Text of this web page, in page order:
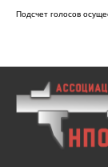
Подсчет голосов